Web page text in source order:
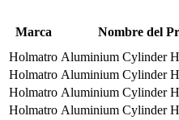
Marca Nombre del
Holmatro Aluminium Cylinder
Holmatro Aluminium Cylinder
Holmatro Aluminium Cylinder
Holmatro Aluminium Cylinder